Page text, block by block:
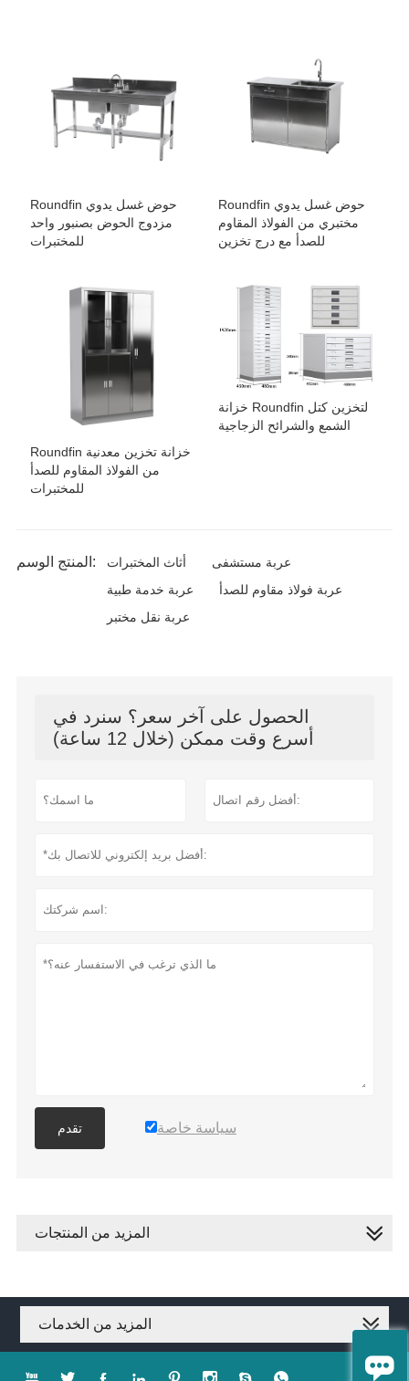

Roundfin حوض غسل يدوي
مزدوج الحوض بصنبور واحد
للمختبرات
Roundfin حوض غسل يدوي
مختبري من الفولاذ المقاوم
للصدأ مع درج تخزين
Roundfin خزانة تخزين معدنية
من الفولاذ المقاوم للصدأ
للمختبرات
خزانة Roundfin لتخزين كتل
الشمع والشرائح الزجاجية
المنتج الوسم: أثاث المختبرات
عربة مستشفى
عربة خدمة طبية
عربة فولاذ مقاوم للصدأ
عربة نقل مختبر
الحصول على آخر سعر؟ سنرد في
أسرع وقت ممكن (خلال 12 ساعة)
تقدم سياسة خاصة
المزيد من المنتجات
المزيد من الخدمات